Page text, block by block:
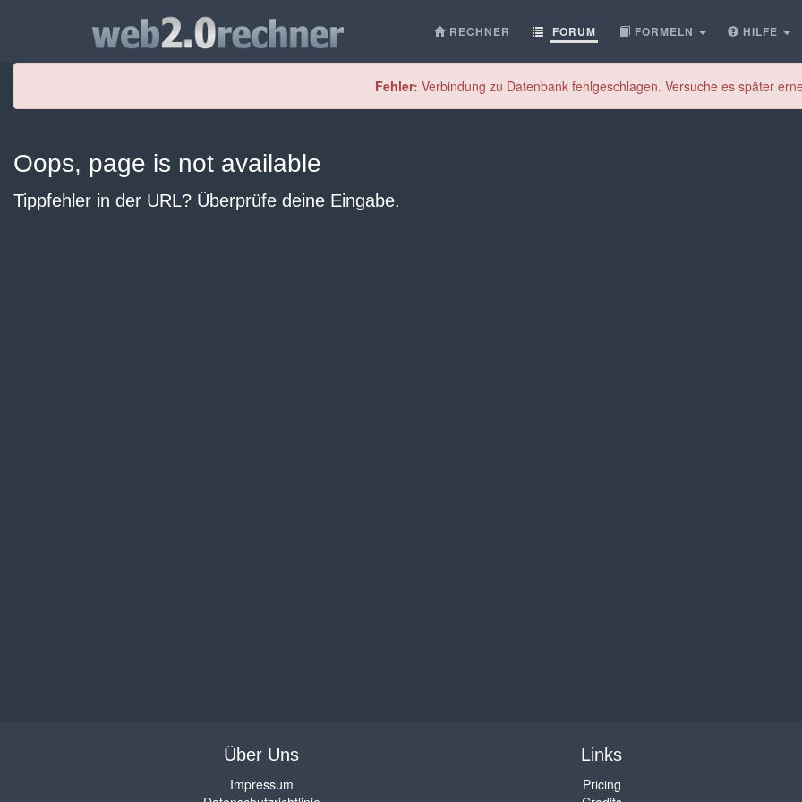
RECHNER FORUM FORMELN HILFE
Fehler: Verbindung zu Datenbank fehlgeschlagen. Versuche es später
Oops, page is not available
Tippfehler in der URL? Überprüfe deine Eingabe.
Über Uns
Impressum
Links
Pricing